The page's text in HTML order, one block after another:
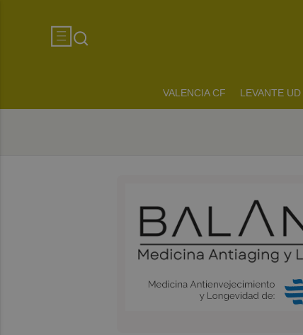
VALENCIA CF LEVANTE UD